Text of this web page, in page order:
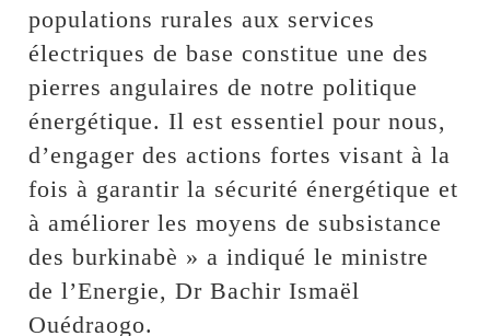
populations rurales aux services
électriques de base constitue une des
pierres angulaires de notre politique
énergétique. Il est essentiel pour nous,
d’engager des actions fortes visant à la
fois à garantir la sécurité énergétique et
à améliorer les moyens de subsistance
des burkinabè » a indiqué le ministre
de l’Energie, Dr Bachir Ismaël
Ouédraogo.